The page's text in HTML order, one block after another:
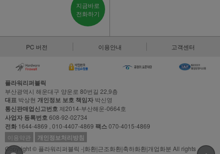
지금바로
전화하기
PC 버전 이용안내 고객센터
플라워리퍼블릭
부산광역시 해운대구 양운로 80번길 22,9층
대표 박상현 개인정보 보호 책임자 박신영
통신판매업신고번호제2014-부산해운-0664호
사업자 등록번호608-92-02734
전화 1644-4869 , 010-4407-4869 팩스070-4015-4869
이용약관
개인정보처리방침
Copyright © 플라워리퍼블릭 -|화환|근조화환|축하화환|개업화분 All rights